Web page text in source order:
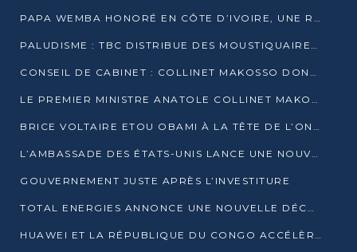
PAPA WEMBA HONORÉ EN CÔTE D’IVOIRE, UNE RUE PORTE DÉSORMAIS SON NOM
PALUDISME : TBC DISTRIBUE DES MOUSTIQUAIRES DANS DEUX CSI DE BRAZZAVILLE
CONSEIL DE CABINET : COLLINET MAKOSSO DONNE SES DERNIÈRES ORIENTATIONS
LE PREMIER MINISTRE ANATOLE COLLINET MAKOSSO DÉMISSIONNE AVEC SON GOUVERNEMENT
BRICE VOLTAIRE ETOU OBAMI À LA TÊTE DE L’ONEC-C POUR TROIS ANS
L’AMBASSADE DES ÉTATS-UNIS LANCE UNE NOUVELLE COHORTE DU PROGRAMME ACCESS MICRO-SCHOLARSHIP
GOUVERNEMENT JUSTE APRÈS L’INVESTITURE
TOTAL ENERGIES ANNONCE UNE NOUVELLE DÉCOUVERTE D’HYDROCARBURES SUR LE PERMIS MOHO AU LARGE DU CONGO
HUAWEI ET LA RÉPUBLIQUE DU CONGO ACCÉLÈRENT LEUR PARTENARIAT